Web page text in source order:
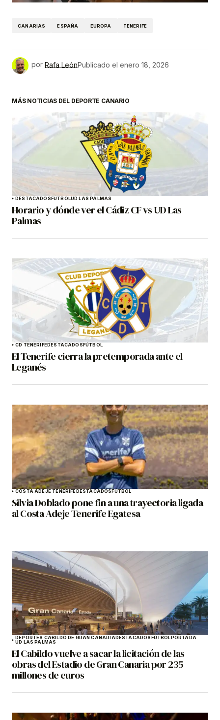
CANARIAS ESPAÑA EUROPA TENERIFE
por Rafa LeónPublicado el enero 18, 2026
MÁS NOTICIAS DEL DEPORTE CANARIO
DESTACADOSFÚTBOLUD LAS PALMAS
Horario y dónde ver el Cádiz CF vs UD Las
Palmas
CD TENERIFEDESTACADOSFÚTBOL
El Tenerife cierra la pretemporada ante el
Leganés
COSTA ADEJE TENERIFEDESTACADOSFÚTBOL
Silvia Doblado pone fin a una trayectoria ligada
al Costa Adeje Tenerife Egatesa
DEPORTES CABILDO DE GRAN CANARIADESTACADOSFÚTBOLPORTADA
UD LAS PALMAS
El Cabildo vuelve a sacar la licitación de las
obras del Estadio de Gran Canaria por 235
millones de euros